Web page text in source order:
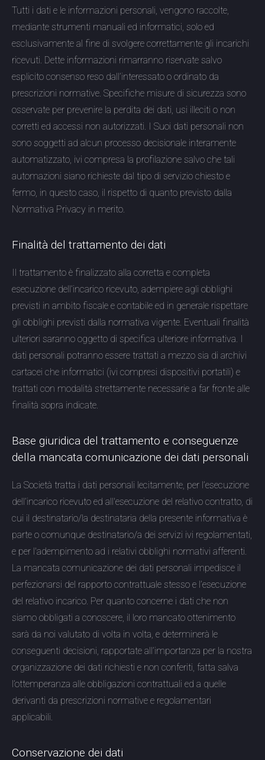
Tutti i dati e le informazioni personali, vengono raccolte,
mediante strumenti manuali ed informatici, solo ed
esclusivamente al fine di svolgere correttamente gli incarichi
ricevuti. Dette informazioni rimarranno riservate salvo
esplicito consenso reso dall’interessato o ordinato da
prescrizioni normative. Specifiche misure di sicurezza sono
osservate per prevenire la perdita dei dati, usi illeciti o non
corretti ed accessi non autorizzati. I Suoi dati personali non
sono soggetti ad alcun processo decisionale interamente
automatizzato, ivi compresa la profilazione salvo che tali
automazioni siano richieste dal tipo di servizio chiesto e
fermo, in questo caso, il rispetto di quanto previsto dalla
Normativa Privacy in merito.
Finalità del trattamento dei dati
Il trattamento è finalizzato alla corretta e completa
esecuzione dell’incarico ricevuto, adempiere agli obblighi
previsti in ambito fiscale e contabile ed in generale rispettare
gli obblighi previsti dalla normativa vigente. Eventuali finalità
ulteriori saranno oggetto di specifica ulteriore informativa. I
dati personali potranno essere trattati a mezzo sia di archivi
cartacei che informatici (ivi compresi dispositivi portatili) e
trattati con modalità strettamente necessarie a far fronte alle
finalità sopra indicate.
Base giuridica del trattamento e conseguenze
della mancata comunicazione dei dati personali
La Società tratta i dati personali lecitamente, per l’esecuzione
dell’incarico ricevuto ed all'esecuzione del relativo contratto, di
cui il destinatario/la destinataria della presente informativa è
parte o comunque destinatario/a dei servizi ivi regolamentati,
e per l'adempimento ad i relativi obblighi normativi afferenti.
La mancata comunicazione dei dati personali impedisce il
perfezionarsi del rapporto contrattuale stesso e l’esecuzione
del relativo incarico. Per quanto concerne i dati che non
siamo obbligati a conoscere, il loro mancato ottenimento
sarà da noi valutato di volta in volta, e determinerà le
conseguenti decisioni, rapportate all’importanza per la nostra
organizzazione dei dati richiesti e non conferiti, fatta salva
l’ottemperanza alle obbligazioni contrattuali ed a quelle
derivanti da prescrizioni normative e regolamentari
applicabili.
Conservazione dei dati